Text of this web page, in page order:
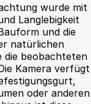
wurde mit
Langlebigkeit
und die
natürlichen
die beobachteten
Kamera verfügt
oder anderen